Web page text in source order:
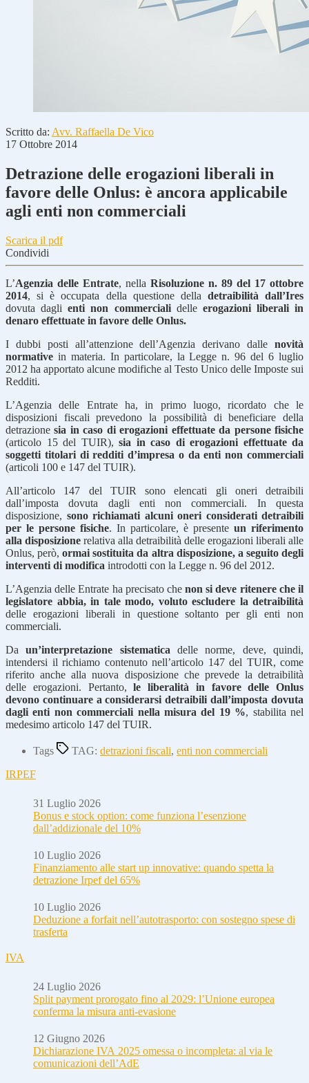
Scritto da: Avv. Raffaella De Vico
17 Ottobre 2014
Detrazione delle erogazioni liberali in
favore delle Onlus: è ancora applicabile
agli enti non commerciali
Scarica il pdf
Condividi
L’Agenzia delle Entrate, nella Risoluzione n. 89 del 17 ottobre
2014, si è occupata della questione della detraibilità dall’Ires
dovuta daglienti non commercialidelle erogazioni liberali in
denaro effettuate in favore delle Onlus.
I dubbi posti all’attenzione dell’Agenzia derivano dalle novità
normative in materia. In particolare, la Legge n. 96 del 6 luglio
2012 ha apportato alcune modifiche al Testo Unico delle Imposte sui
Redditi.
L’Agenzia delle Entrate ha, in primo luogo, ricordato che le
disposizioni fiscali prevedono la possibilità di beneficiare della
detrazionesia in caso di erogazioni effettuate da persone fisiche
(articolo 15 del TUIR), sia in caso di erogazioni effettuate da
soggetti titolari di redditi d’impresa o da enti non commerciali
(articoli 100 e 147 del TUIR).
All’articolo 147 del TUIR sono elencati gli oneri detraibili
dall’imposta dovuta dagli enti non commerciali. In questa
disposizione, sono richiamati alcuni oneri considerati detraibili
per le persone fisiche. In particolare, è presente un riferimento
alla disposizione relativa alla detraibilità delle erogazioni liberali alle
Onlus, però,ormai sostituita da altra disposizione, a seguito degli
interventi di modifica introdotti con la Legge n. 96 del 2012.
L’Agenzia delle Entrate ha precisato chenon si deve ritenere che il
legislatore abbia, in tale modo, voluto escludere la detraibilità
delle erogazioni liberali in questione soltanto per gli enti non
commerciali.
Daun’interpretazione sistematica delle norme, deve, quindi,
intendersi il richiamo contenuto nell’articolo 147 del TUIR, come
riferito anche alla nuova disposizione che prevede la detraibilità
delle erogazioni. Pertanto,le liberalità in favore delle Onlus
devono continuare a considerarsi detraibili dall’imposta dovuta
dagli enti non commerciali nella misura del 19 %, stabilita nel
medesimo articolo 147 del TUIR.
Tags TAG: detrazioni fiscali, enti non commerciali
IRPEF
31 Luglio 2026
Bonus e stock option: come funziona l’esenzione
dall’addizionale del 10%
10 Luglio 2026
Finanziamento alle start up innovative: quando spetta la
detrazione Irpef del 65%
10 Luglio 2026
Deduzione a forfait nell’autotrasporto: con sostegno spese di
trasferta
IVA
24 Luglio 2026
Split payment prorogato fino al 2029: l’Unione europea
conferma la misura anti-evasione
12 Giugno 2026
Dichiarazione IVA 2025 omessa o incompleta: al via le
comunicazioni dell’AdE